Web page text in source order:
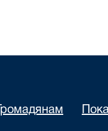
Громадянам